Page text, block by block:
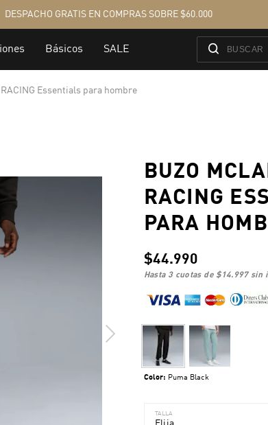
RACING Essentials para hombre
BUZO
RACING
PARA
$44.990
hasta 3 cuotas de $14.997sin
Color: Puma Black
TALLA